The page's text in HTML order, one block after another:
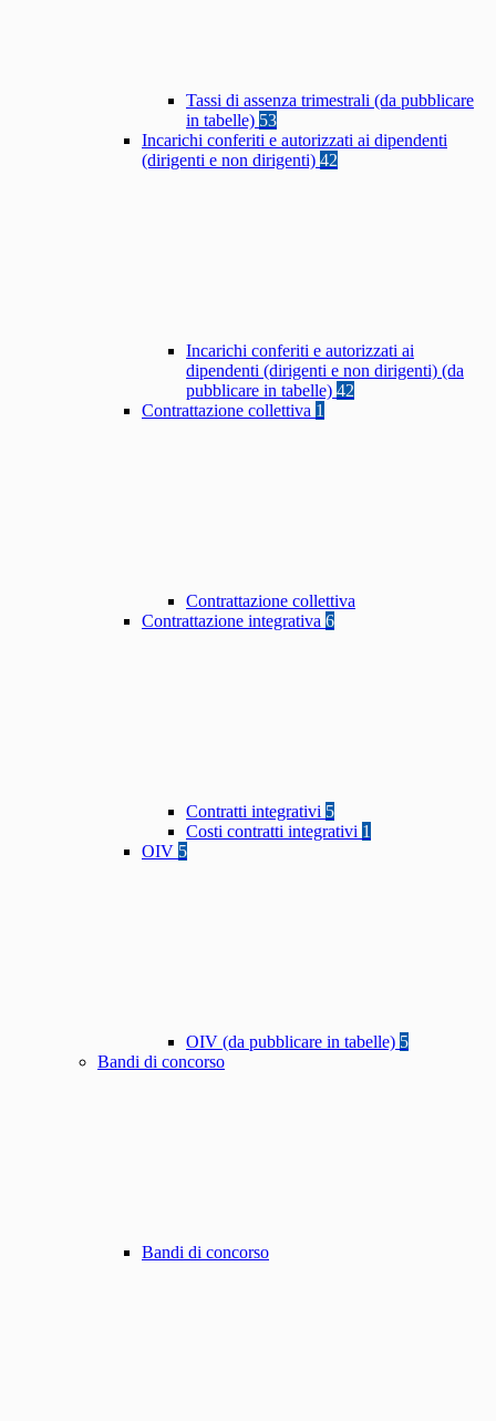
Tassi di assenza trimestrali (da pubblicare
in tabelle) 53
Incarichi conferiti e autorizzati ai dipendenti
(dirigenti e non dirigenti) 42
Incarichi conferiti e autorizzati ai
dipendenti (dirigenti e non dirigenti) (da
pubblicare in tabelle) 42
Contrattazione collettiva 1
Contrattazione collettiva
Contrattazione integrativa 6
Contratti integrativi 5
Costi contratti integrativi 1
OIV 5
OIV (da pubblicare in tabelle) 5
Bandi di concorso
Bandi di concorso